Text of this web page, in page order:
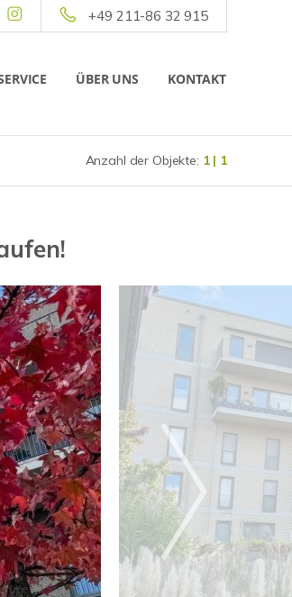
+49 211-86 32 915
ÜBER UNS KONTAKT
Anzahl der Objekte: 1 | 1